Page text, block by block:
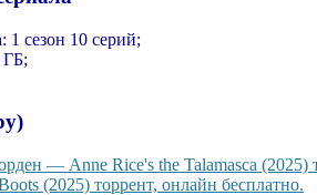
1 сезон 10 серий;
ГБ;
— Anne Rice's the Talamasca (2025)
(2025) торрент, онлайн бесплатно.